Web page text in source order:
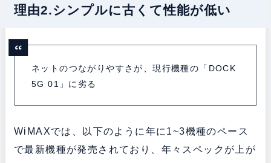
理由2.シンプルに古くて性能が低い
ネットのつながりやすさが、現行機種の「DOCK
5G 01」に劣る
WiMAXでは、以下のように年に1~3機種のペース
で最新機種が発売されており、年々スペックが上が